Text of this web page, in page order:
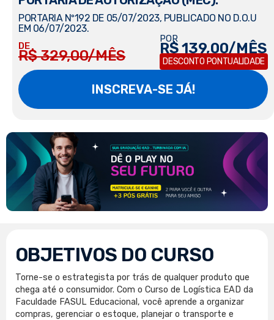
PORTARIA Nº192 DE 05/07/2023, PUBLICADO NO D.O.U
EM 06/07/2023.
DE
R$ 329,00/MÊS
POR
R$ 139,00/MÊS
DESCONTO PONTUALIDADE
INSCREVA-SE JÁ!
OBJETIVOS DO CURSO
Torne-se o estrategista por trás de qualquer produto que
chega até o consumidor. Com o Curso de Logística EAD da
Faculdade FASUL Educacional, você aprende a organizar
compras, gerenciar o estoque, planejar o transporte e